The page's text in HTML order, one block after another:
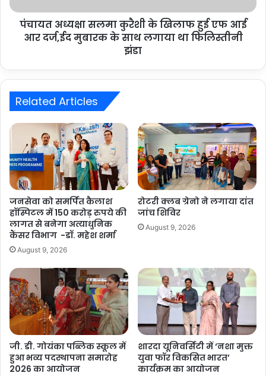
पंचायत अध्यक्षा सलमा कुरैशी के खिलाफ हुई एफ आई
आर दर्ज,ईद मुबारक के साथ लगाया था फिलिस्तीनी
झंडा
Related Articles
जनसेवा को समर्पित कैलाश
हॉस्पिटल में 150 करोड़ रुपये की
लागत से बनेगा अत्याधुनिक
कैंसर विभाग -डॉ. महेश शर्मा
August 9, 2026
रोटरी क्लब ग्रेनो ने लगाया दांत
जांच शिविर
August 9, 2026
जी. डी. गोयंका पब्लिक स्कूल में
हुआ भव्य पदस्थापना समारोह
2026 का आयोजन
शारदा यूनिवर्सिटी में ‘नशा मुक्त
युवा फॉर विकसित भारत’
कार्यक्रम का आयोजन